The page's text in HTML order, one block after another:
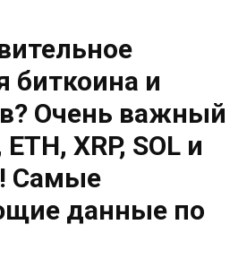
биткоина и
Очень важный
XRP, SOL и
Самые
данные по